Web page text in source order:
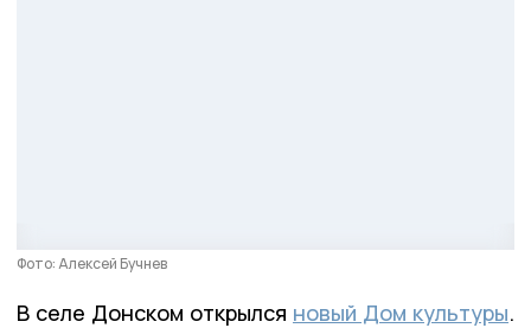
Фото: Алексей Бучнев
В селе Донском открылся новый Дом культуры.